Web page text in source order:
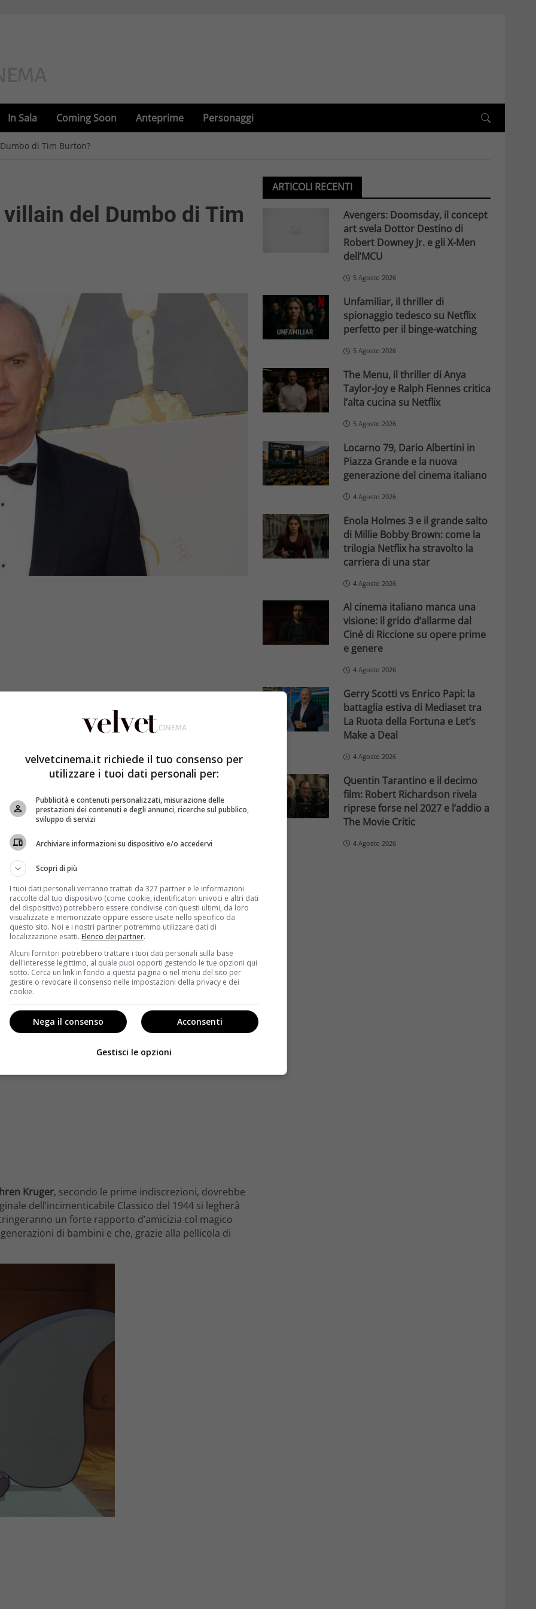
In Sala Coming Soon Anteprime Personaggi
di Tim Burton?
del Dumbo di Tim
Homecoming, potrebbe entrare a far
Burton Dumbo.
messo in cantiere una nuova versione in “carne ed
della pellicola – la cui data d’uscita ancora non è
per quanto riguarda il cast molti attori sono in questo
infatti, spiccano
il film,
bambini che faranno amicizia col cucciolo di
per il ruolo del villain, ovvero il personaggio
lavorato con Burton. In particolare, Eva Green è
nei cinema italiani alla fine del 2016 – Miss
del gotico Dark Shadowsmentre Keaton ha
cult del 1988 che gli indimenticabili cinecomic
Batman – Il Ritorno(1992).
Kruger, secondo le prime indiscrezioni, dovrebbe
dell’incimenticabile Classico del 1944 si legherà
un forte rapporto d’amicizia col magico
di bambini e che, grazie alla pellicola di
ARTICOLI RECENTI
Avengers: Doomsday, il concept
art svela Dottor Destino di
Robert Downey Jr. e gli X-Men
dell’MCU
5 Agosto 2026
Unfamiliar, il thriller di
spionaggio tedesco su Netflix
perfetto per il binge-watching
5 Agosto 2026
The Menu, il thriller di Anya
Taylor-Joy e Ralph Fiennes critica
l’alta cucina su Netflix
5 Agosto 2026
Locarno 79, Dario Albertini in
Piazza Grande e la nuova
generazione del cinema italiano
4 Agosto 2026
Enola Holmes 3 e il grande salto
di Millie Bobby Brown: come la
trilogia Netflix ha stravolto la
carriera di una star
4 Agosto 2026
Al cinema italiano manca una
visione: il grido d’allarme dal
Ciné di Riccione su opere prime
e genere
4 Agosto 2026
Gerry Scotti vs Enrico Papi: la
battaglia estiva di Mediaset tra
La Ruota della Fortuna e Let’s
Make a Deal
4 Agosto 2026
Quentin Tarantino e il decimo
film: Robert Richardson rivela
riprese forse nel 2027 e l’addio a
The Movie Critic
4 Agosto 2026
velvetcinema.it richiede il tuo consenso per
utilizzare i tuoi dati personali per:
Pubblicità e contenuti personalizzati, misurazione delle
prestazioni dei contenuti e degli annunci, ricerche sul pubblico,
sviluppo di servizi
Archiviare informazioni su dispositivo e/o accedervi
Scopri di più
I tuoi dati personali verranno trattati da 327 partner e le informazioni
raccolte dal tuo dispositivo (come cookie, identificatori univoci e altri dati
del dispositivo) potrebbero essere condivise con questi ultimi, da loro
visualizzate e memorizzate oppure essere usate nello specifico da
questo sito. Noi e i nostri partner potremmo utilizzare dati di
localizzazione esatti. Elenco dei partner.
Alcuni fornitori potrebbero trattare i tuoi dati personali sulla base
dell'interesse legittimo, al quale puoi opporti gestendo le tue opzioni qui
sotto. Cerca un link in fondo a questa pagina o nel menu del sito per
gestire o revocare il consenso nelle impostazioni della privacy e dei
cookie.
Acconsenti
Nega il consenso
Gestisci le opzioni